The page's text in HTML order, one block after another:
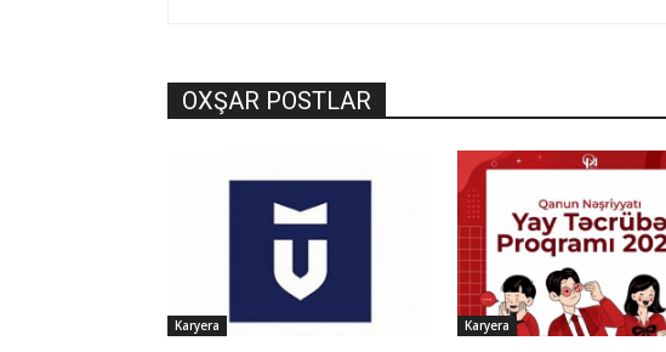
OXŞAR POSTLAR
Karyera Karyera